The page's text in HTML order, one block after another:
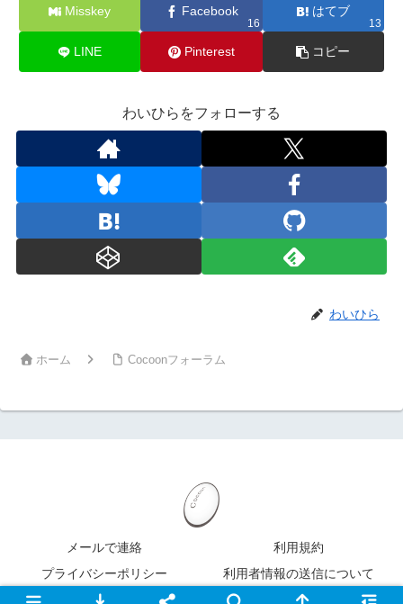
Misskey Facebook
16
はてブ
13
LINE Pinterest コピー
わいひらをフォローする
わいひら
ホーム Cocoonフォーラム
メールで連絡
利用規約
プライバシーポリシー
利用者情報の送信について